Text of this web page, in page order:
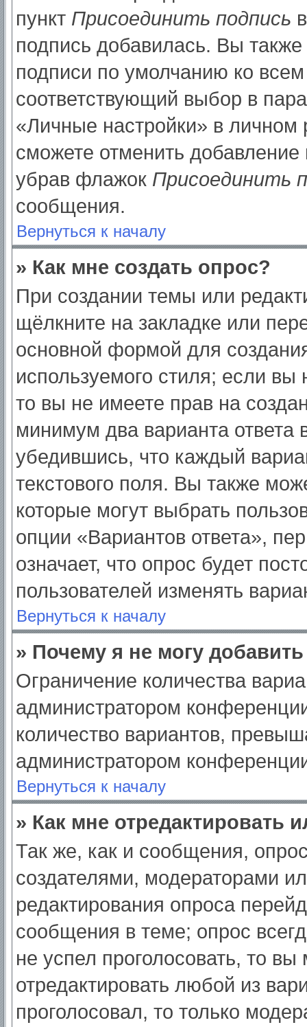
пункт Присоединить подпись
подпись добавилась. Вы
подписи по умолчанию ко
соответствующий выбор в
«Личные настройки» в
сможете отменить
убрав флажок Присоединить
сообщения.
Вернуться к началу
» Как мне создать опрос?
При создании темы или
щёлкните на закладке или
основной формой для
используемого стиля; если
то вы не имеете прав на
минимум два варианта ответа
убедившись, что каждый
текстового поля. Вы также
которые могут выбрать
опции «Вариантов ответа»,
означает, что опрос будет
пользователей изменять
Вернуться к началу
» Почему я не могу
Ограничение количества
администратором
количество вариантов,
администратором
Вернуться к началу
» Как мне отредактировать
Так же, как и сообщения,
создателями, модераторами
редактирования опроса
сообщения в теме; опрос
не успел проголосовать, то
отредактировать любой из
проголосовал, то только